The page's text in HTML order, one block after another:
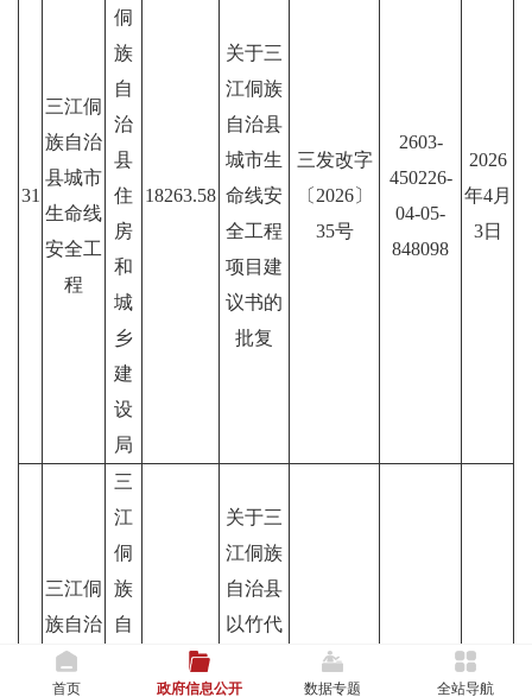
31
三江侗
族自治
县城市
生命线
安全工
程
侗
族
自
治
县
住
房
和
城
乡
建
设
局
18263.58
关于三
江侗族
自治县
城市生
命线安
全工程
项目建
议书的
批复
三发改字
〔2026〕
35号
2603-
450226-
04-05-
848098
2026
年4月
3日
三江侗
族自治
县以竹
三
江
侗
族
自
关于三
江侗族
自治县
以竹代
首页 政府信息公开 数据专题 全站导航